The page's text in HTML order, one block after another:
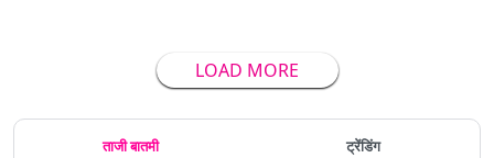
LOAD MORE
ताजी बातमी ट्रेंडिंग